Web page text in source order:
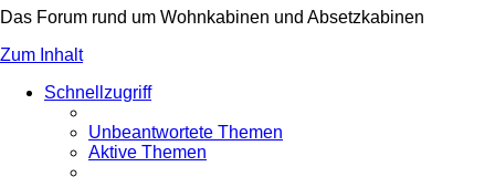
Das Forum rund um Wohnkabinen und Absetzkabinen
Zum Inhalt
Schnellzugriff
Unbeantwortete Themen
Aktive Themen